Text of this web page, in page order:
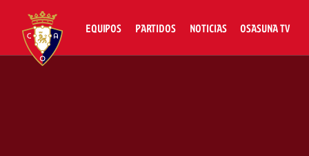
EQUIPOS PARTIDOS NOTICIAS OSASUNA TV